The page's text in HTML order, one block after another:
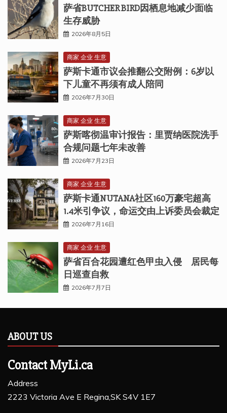
萨省BUTCHER BIRD因栖息地减少面临
生存威胁
2026年8月5日
商家 企业 生意
萨斯卡通市议会推翻公交附例：6岁以
下儿童不再须有成人陪同
2026年7月30日
商家 企业 生意
萨斯喀彻温审计报告：里贾纳医院洗手
合规问题七年未改善
2026年7月23日
商家 企业 生意
萨斯卡通NUTANA社区160万豪宅超高
1.4米引争议，命运交由上诉委员会裁定
2026年7月16日
商家 企业 生意
萨省百合花园遭红色甲虫入侵 居民每
日巡查自救
2026年7月7日
ABOUT US
Contact MyLi.ca
Address
2223 Victoria Ave E Regina,SK S4V 1E7